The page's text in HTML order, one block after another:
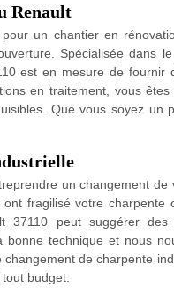
Renault
un chantier en
Spécialisée dans
est en mesure de fournir
en traitement, vous êtes
Que vous soyez un
un changement de
fragilisé votre charpente
37110 peut suggérer des
technique et nous
de charpente
budget.